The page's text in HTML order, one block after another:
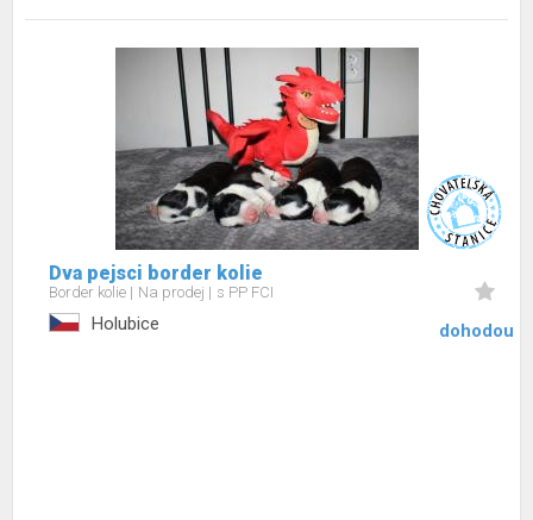
Dva pejsci border kolie
Border kolie Na prodej s PP FCI
Holubice dohodou